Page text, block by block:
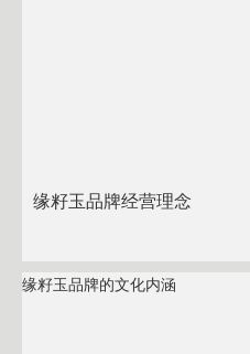
缘籽玉品牌经营理念
缘籽玉品牌的文化内涵